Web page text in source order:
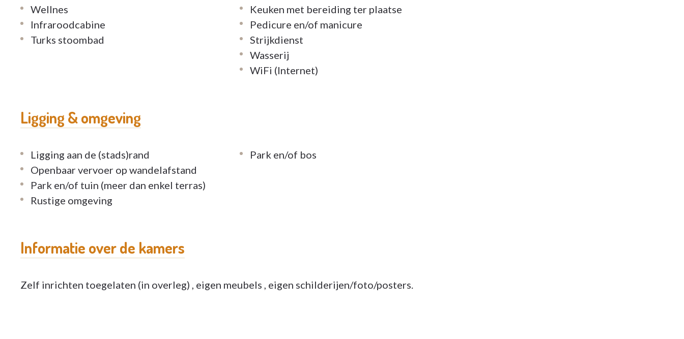
Gratis wifi
Onze faciliteiten:
Interne wasserij en strijkdienst
O’Bistro met dagverse maaltijden
Wellness, fitness
Snoezelbad
Kaarthoek, pooltafel, salons
Ruimte voor (familie)feestjes en bijeenkomsten
Wellnes
Infraroodcabine
Turks stoombad
Keuken met bereiding ter plaatse
Pedicure en/of manicure
Strijkdienst
Wasserij
WiFi (Internet)
Ligging & omgeving
Ligging aan de (stads)rand
Openbaar vervoer op wandelafstand
Park en/of tuin (meer dan enkel terras)
Rustige omgeving
Park en/of bos
Informatie over de kamers
Zelf inrichten toegelaten (in overleg) , eigen meubels , eigen schilderijen/foto/posters.